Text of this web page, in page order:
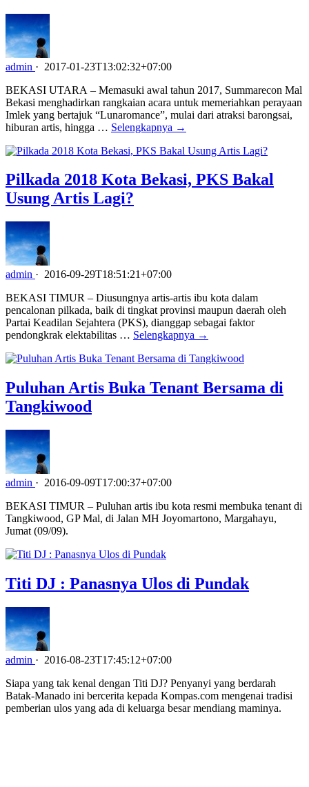
admin · 2017-01-23T13:02:32+07:00
BEKASI UTARA – Memasuki awal tahun 2017, Summarecon Mal
Bekasi menghadirkan rangkaian acara untuk memeriahkan perayaan
Imlek yang bertajuk “Lunaromance”, mulai dari atraksi barongsai,
hiburan artis, hingga … Selengkapnya →
Pilkada 2018 Kota Bekasi, PKS Bakal
Usung Artis Lagi?
admin · 2016-09-29T18:51:21+07:00
BEKASI TIMUR – Diusungnya artis-artis ibu kota dalam
pencalonan pilkada, baik di tingkat provinsi maupun daerah oleh
Partai Keadilan Sejahtera (PKS), dianggap sebagai faktor
pendongkrak elektabilitas … Selengkapnya →
Puluhan Artis Buka Tenant Bersama di
Tangkiwood
admin · 2016-09-09T17:00:37+07:00
BEKASI TIMUR – Puluhan artis ibu kota resmi membuka tenant di
Tangkiwood, GP Mal, di Jalan MH Joyomartono, Margahayu,
Jumat (09/09).
Titi DJ : Panasnya Ulos di Pundak
admin · 2016-08-23T17:45:12+07:00
Siapa yang tak kenal dengan Titi DJ? Penyanyi yang berdarah
Batak-Manado ini bercerita kepada Kompas.com mengenai tradisi
pemberian ulos yang ada di keluarga besar mendiang maminya.